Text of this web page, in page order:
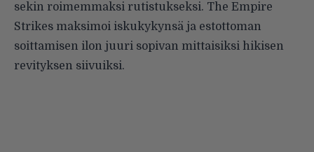
sekin roimemmaksi rutistukseksi. The Empire
Strikes maksimoi iskukykynsä ja estottoman
soittamisen ilon juuri sopivan mittaisiksi hikisen
revityksen siivuiksi.